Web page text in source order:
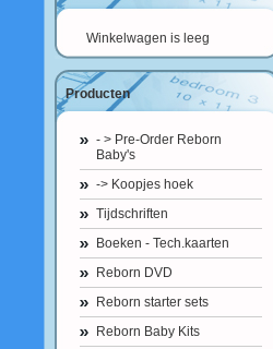
Winkelwagen is leeg
Producten
- > Pre-Order Reborn
Baby's
-> Koopjes hoek
Tijdschriften
Boeken - Tech.kaarten
Reborn DVD
Reborn starter sets
Reborn Baby Kits